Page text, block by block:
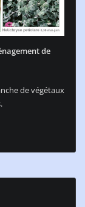
de
de végétaux